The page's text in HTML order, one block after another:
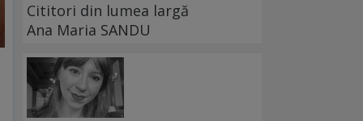
Cititori din lumea largă
Ana Maria SANDU